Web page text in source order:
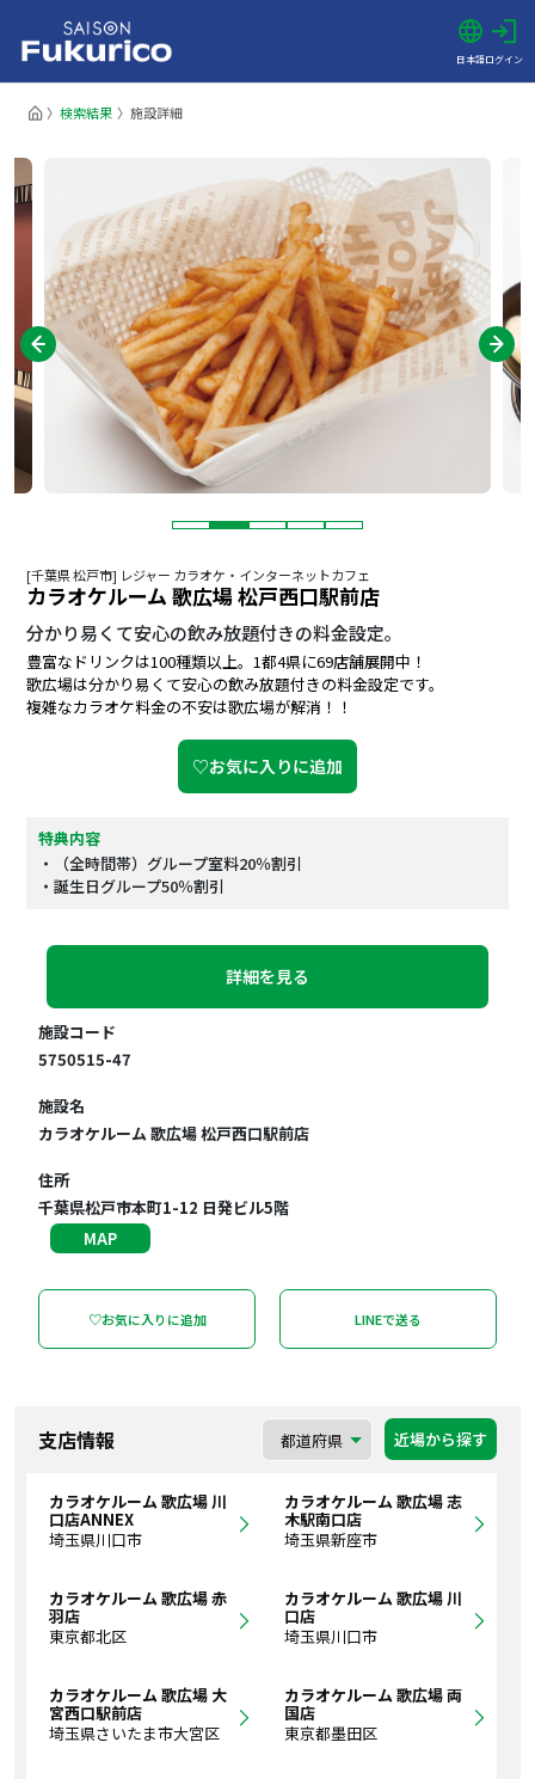
日本語ログイン
検索結果 施設詳細
[千葉県 松戸市] レジャー カラオケ・インターネットカフェ
カラオケルーム 歌広場 松戸西口駅前店
分かり易くて安心の飲み放題付きの料金設定｡
豊富なドリンクは100種類以上。1都4県に69店舗展開中！
歌広場は分かり易くて安心の飲み放題付きの料金設定です。
複雑なカラオケ料金の不安は歌広場が解消！！
♡お気に入りに追加
特典内容
・（全時間帯）グループ室料20％割引
・誕生日グループ50％割引
詳細を見る
施設コード
5750515-47
施設名
カラオケルーム 歌広場 松戸西口駅前店
住所
千葉県松戸市本町1-12 日発ビル5階
MAP
♡お気に入りに追加 LINEで送る
支店情報 近場から探す
カラオケルーム 歌広場 川
口店ANNEX
埼玉県川口市
カラオケルーム 歌広場 志
木駅南口店
埼玉県新座市
カラオケルーム 歌広場 赤
羽店
東京都北区
カラオケルーム 歌広場 川
口店
埼玉県川口市
カラオケルーム 歌広場 大
宮西口駅前店
埼玉県さいたま市大宮区
カラオケルーム 歌広場 両
国店
東京都墨田区